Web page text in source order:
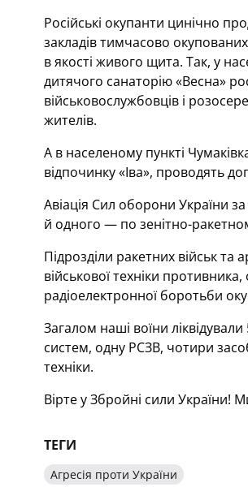
Російські окупанти цинічно
закладів тимчасово
в якості живого щита. Так, у
дитячого санаторію «Весна»
військовослужбовців і
жителів.
А в населеному пункті
відпочинку «Іва», проводять
Авіація Сил оборони України
й одного — по зенітно-
Підрозділи ракетних військ
військової техніки
радіоелектронної боротьби
Загалом наші воїни
систем, одну РСЗВ, чотири
техніки.
Вірте у Збройні сили України!
ТЕГИ
Агресія проти України